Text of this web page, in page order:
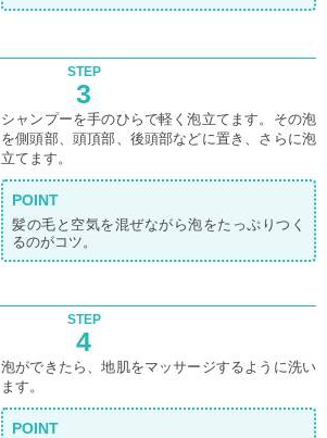
STEP
3
シャンプーを手のひらで軽く泡立てます。その泡
を側頭部、頭頂部、後頭部などに置き、さらに泡
立てます。
POINT
髪の毛と空気を混ぜながら泡をたっぷりつく
るのがコツ。
STEP
4
泡ができたら、地肌をマッサージするように洗い
ます。
POINT